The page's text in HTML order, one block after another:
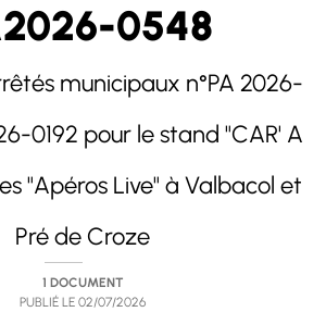
0548
municipaux n°PA 2026-
0192 pour le stand "CAR' A
"Apéros Live" à Valbacol et
Pré de Croze
1 DOCUMENT
PUBLIÉ LE 02/07/2026